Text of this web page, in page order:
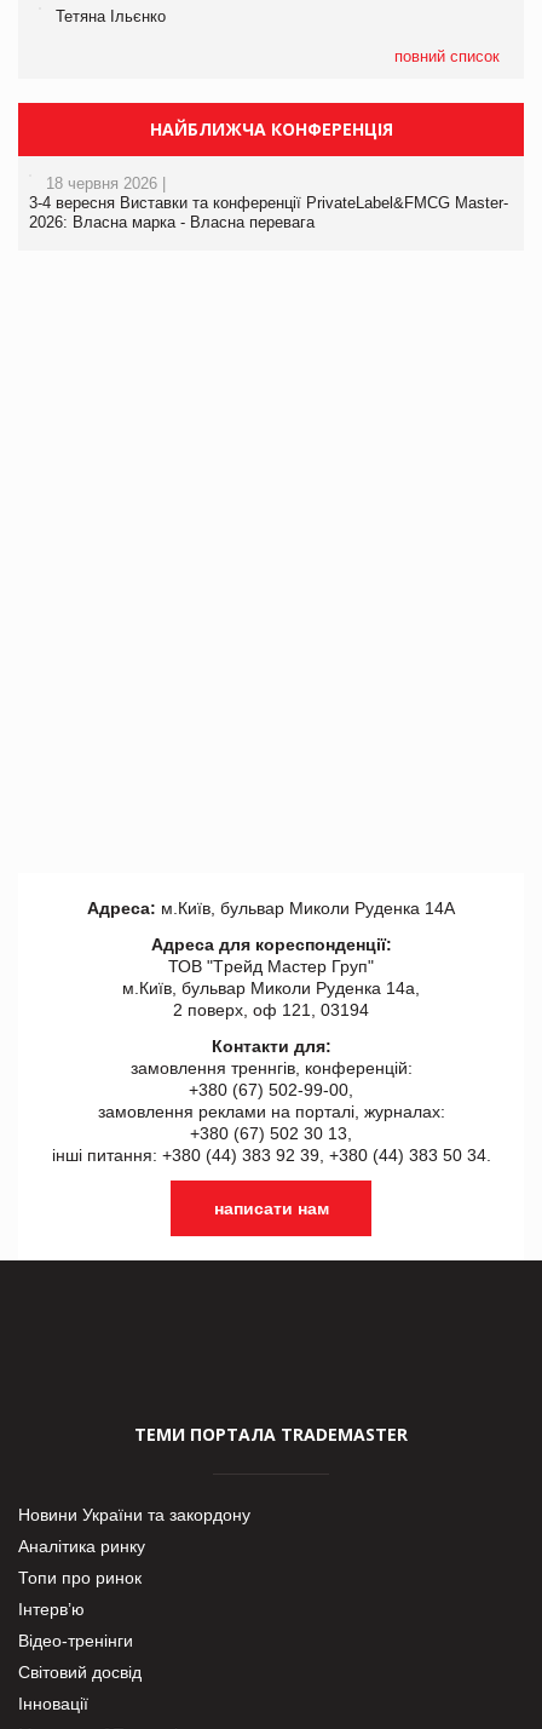
Тетяна Ільєнко
повний список
НАЙБЛИЖЧА КОНФЕРЕНЦІЯ
18 червня 2026 |
3-4 вересня Виставки та конференції PrivateLabel&FMCG Master-
2026: Власна марка - Власна перевага
Адреса: м.Київ, бульвар Миколи Руденка 14А
Адреса для кореспонденції:
ТОВ "Tрейд Мастер Груп"
м.Київ, бульвар Миколи Руденка 14а,
2 поверх, оф 121, 03194
Контакти для:
замовлення треннгів, конференцій:
+380 (67) 502-99-00,
замовлення реклами на порталі, журналах:
+380 (67) 502 30 13,
інші питання: +380 (44) 383 92 39, +380 (44) 383 50 34.
написати нам
ТЕМИ ПОРТАЛА TRADEMASTER
Новини України та закордону
Аналітика ринку
Топи про ринок
Інтерв’ю
Відео-тренінги
Світовий досвід
Інновації